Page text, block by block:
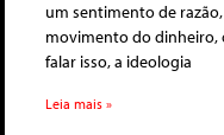
um sentimento de
movimento do dinheiro,
falar isso, a ideologia
Leia mais »